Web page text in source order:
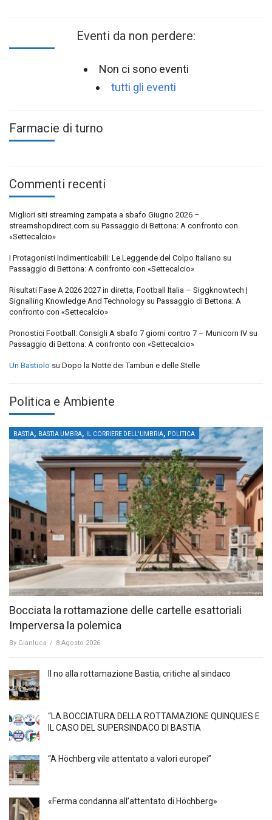
Eventi da non perdere:
Non ci sono eventi
tutti gli eventi
Farmacie di turno
Commenti recenti
Migliori siti streaming zampata a sbafo Giugno 2026 –
streamshopdirect.com su Passaggio di Bettona: A confronto con
«Settecalcio»
I Protagonisti Indimenticabili: Le Leggende del Colpo Italiano su
Passaggio di Bettona: A confronto con «Settecalcio»
Risultati Fase A 2026 2027 in diretta, Football Italia – Siggknowtech |
Signalling Knowledge And Technology su Passaggio di Bettona: A
confronto con «Settecalcio»
Pronostici Football: Consigli A sbafo 7 giorni contro 7 – Municorn IV su
Passaggio di Bettona: A confronto con «Settecalcio»
Un Bastiolo su Dopo la Notte dei Tamburi e delle Stelle
Politica e Ambiente
BASTIA, BASTIA UMBRA, IL CORRIERE DELL'UMBRIA, POLITICA
Bocciata la rottamazione delle cartelle esattoriali
Imperversa la polemica
By Gianluca / 8 Agosto 2026
Il no alla rottamazione Bastia, critiche al sindaco
“LA BOCCIATURA DELLA ROTTAMAZIONE QUINQUIES E
IL CASO DEL SUPERSINDACO DI BASTIA
“A Höchberg vile attentato a valori europei”
«Ferma condanna all’attentato di Höchberg»